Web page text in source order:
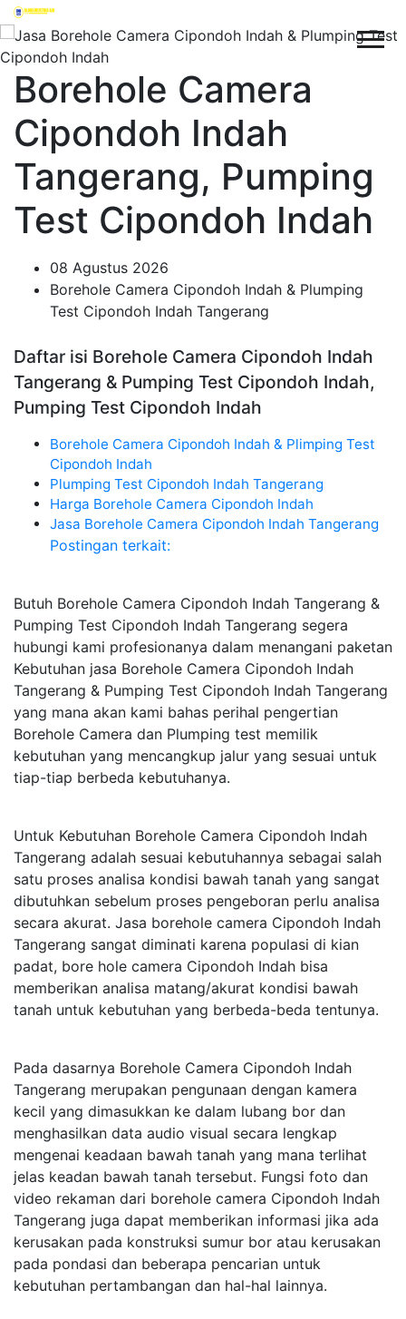
Borehole Camera
Cipondoh Indah
Tangerang, Pumping
Test Cipondoh Indah
08 Agustus 2026
Borehole Camera Cipondoh Indah & Plumping
Test Cipondoh Indah Tangerang
Daftar isi Borehole Camera Cipondoh Indah
Tangerang & Pumping Test Cipondoh Indah,
Pumping Test Cipondoh Indah
Borehole Camera Cipondoh Indah & Plimping Test
Cipondoh Indah
Plumping Test Cipondoh Indah Tangerang
Harga Borehole Camera Cipondoh Indah
Jasa Borehole Camera Cipondoh Indah Tangerang
Postingan terkait:
Butuh Borehole Camera Cipondoh Indah Tangerang &
Pumping Test Cipondoh Indah Tangerang segera
hubungi kami profesionanya dalam menangani paketan
Kebutuhan jasa Borehole Camera Cipondoh Indah
Tangerang & Pumping Test Cipondoh Indah Tangerang
yang mana akan kami bahas perihal pengertian
Borehole Camera dan Plumping test memilik
kebutuhan yang mencangkup jalur yang sesuai untuk
tiap-tiap berbeda kebutuhanya.
Untuk Kebutuhan Borehole Camera Cipondoh Indah
Tangerang adalah sesuai kebutuhannya sebagai salah
satu proses analisa kondisi bawah tanah yang sangat
dibutuhkan sebelum proses pengeboran perlu analisa
secara akurat. Jasa borehole camera Cipondoh Indah
Tangerang sangat diminati karena populasi di kian
padat, bore hole camera Cipondoh Indah bisa
memberikan analisa matang/akurat kondisi bawah
tanah untuk kebutuhan yang berbeda-beda tentunya.
Pada dasarnya Borehole Camera Cipondoh Indah
Tangerang merupakan pengunaan dengan kamera
kecil yang dimasukkan ke dalam lubang bor dan
menghasilkan data audio visual secara lengkap
mengenai keadaan bawah tanah yang mana terlihat
jelas keadan bawah tanah tersebut. Fungsi foto dan
video rekaman dari borehole camera Cipondoh Indah
Tangerang juga dapat memberikan informasi jika ada
kerusakan pada konstruksi sumur bor atau kerusakan
pada pondasi dan beberapa pencarian untuk
kebutuhan pertambangan dan hal-hal lainnya.